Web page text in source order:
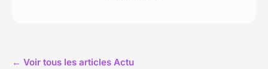
← Voir tous les articles Actu